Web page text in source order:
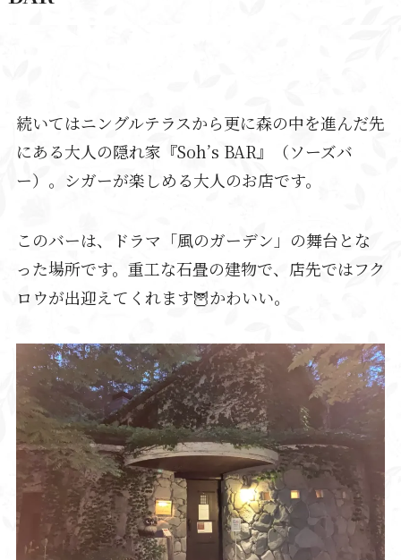
続いてはニングルテラスから更に森の中を進んだ先
にある大人の隠れ家『Soh’s BAR』（ソーズバ
ー）。 シガーが楽しめる大人のお店です。
このバーは、ドラマ「風のガーデン」の舞台とな
った場所です。重工な石畳の建物で、店先ではフク
ロウが出迎えてくれます🦉かわいい。